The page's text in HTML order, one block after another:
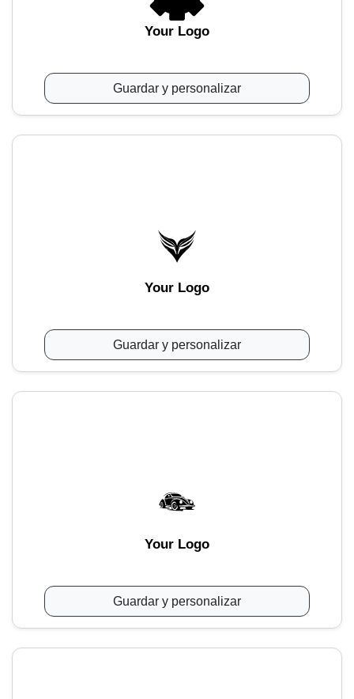
Your Logo
Guardar y personalizar
Your Logo
Guardar y personalizar
Your Logo
Guardar y personalizar